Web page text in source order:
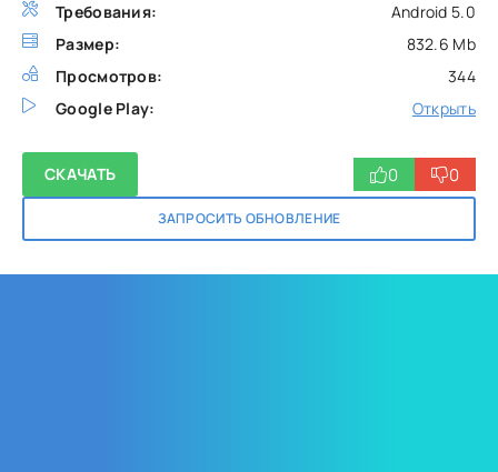
Требования:
Android 5.0
Размер:
832.6 Mb
Просмотров:
344
Google Play:
Открыть
СКАЧАТЬ
ЗАПРОСИТЬ ОБНОВЛЕНИЕ
0 0